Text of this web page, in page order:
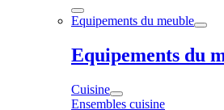
Equipements du meuble
Equipements du
Cuisine
Ensembles cuisine